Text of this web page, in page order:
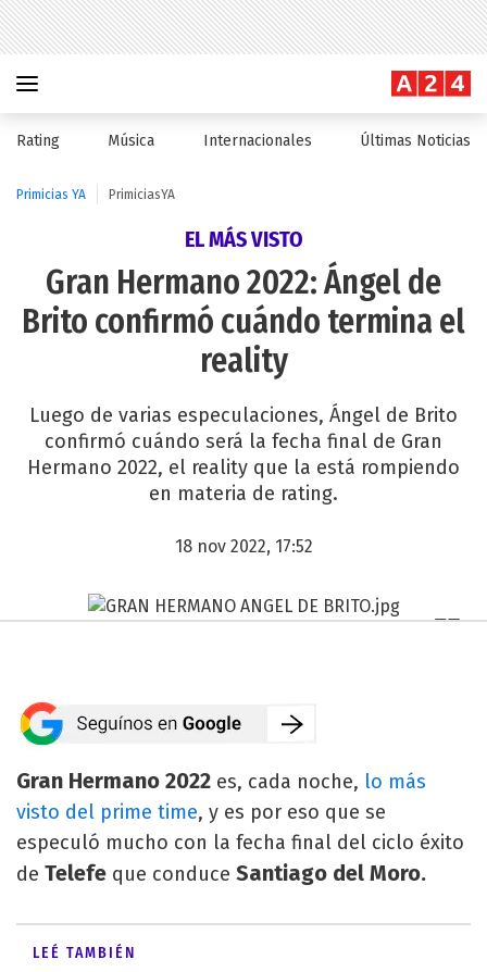
Rating Música Internacionales Últimas Noticias
Primicias YA PrimiciasYA
EL MÁS VISTO
Gran Hermano 2022: Ángel de
Brito confirmó cuándo termina el
reality
Luego de varias especulaciones, Ángel de Brito
confirmó cuándo será la fecha final de Gran
Hermano 2022, el reality que la está rompiendo
en materia de rating.
18 nov 2022, 17:52
Gran Hermano 2022 es, cada noche, lo más
visto del prime time, y es por eso que se
especuló mucho con la fecha final del ciclo éxito
de Telefe que conduce Santiago del Moro.
LEÉ TAMBIÉN